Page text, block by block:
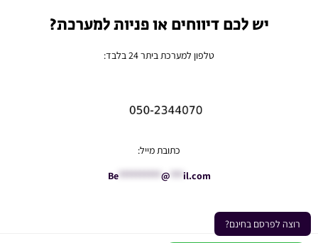
רוצה לפרסם בחינם?
יש לכם דיווחים או פניות למערכת?
טלפון למערכת ביתר 24 בלבד:
כתובת מייל:
Be********** @ *** il.com